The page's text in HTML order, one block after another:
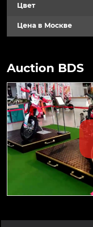
Цвет
Цена в Москве
Auction BDS